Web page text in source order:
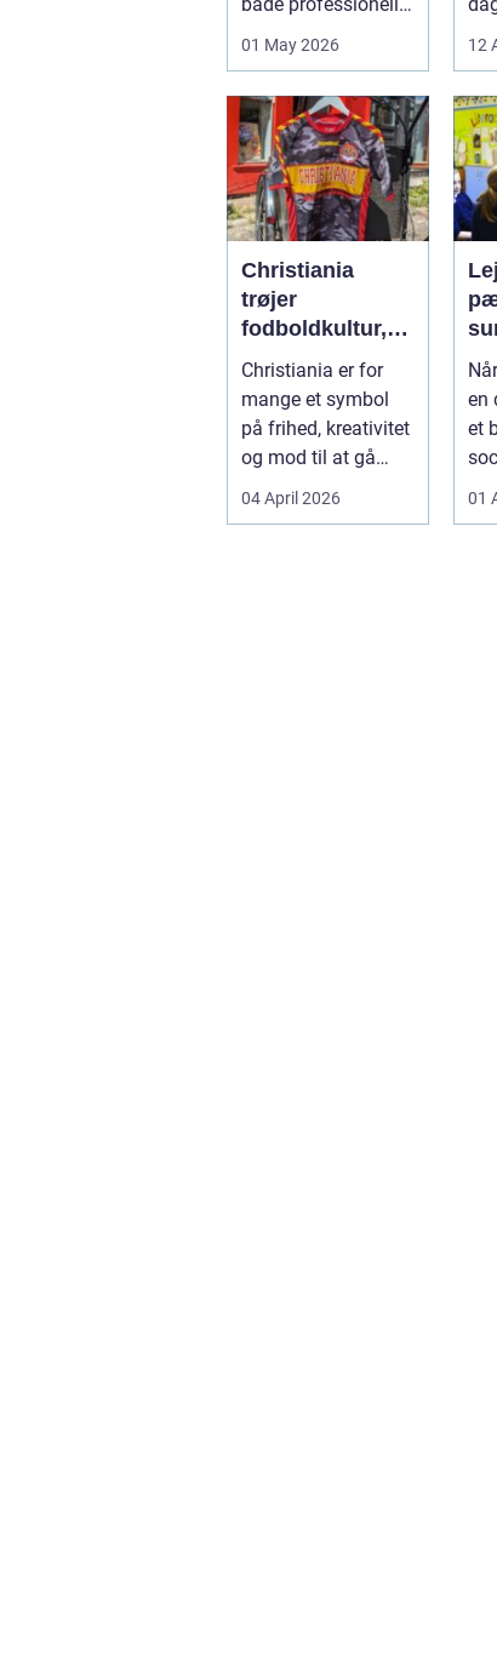
større
landbrugspro...
01 May 2026 12
Christiania
trøjer
fodboldkultur,
frihed og fanstil
Christiania er for
mange et symbol
på frihed, kreativitet
og mod til at gå
egne veje. Den
samme ånd ...
04 April 2026
en
et
01